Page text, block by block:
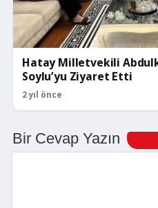
Hatay Milletvekili
Soylu’yu Ziyaret Etti
2 yıl önce
Bir Cevap Yazın